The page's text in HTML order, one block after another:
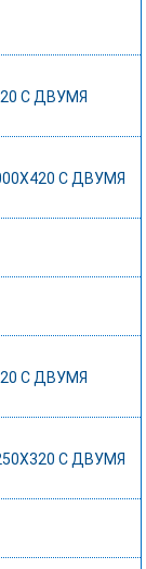
C ДВУМЯ
C ДВУМЯ
C ДВУМЯ
C ДВУМЯ